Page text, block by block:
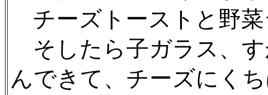
チーズトーストと野菜
そしたら子ガラス、
んできて、チーズにく